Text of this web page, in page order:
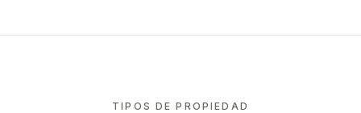
TIPOS DE PROPIEDAD